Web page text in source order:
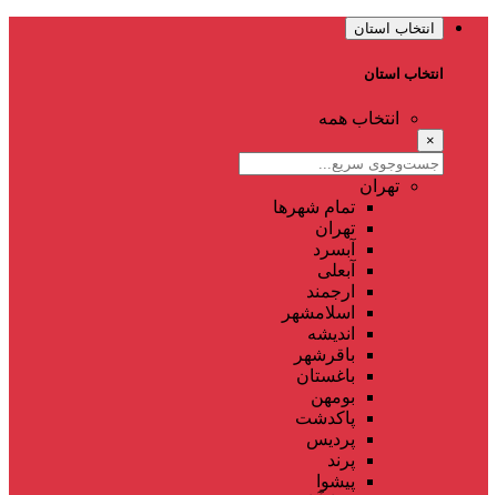
انتخاب استان
انتخاب استان
انتخاب همه
×
تهران
تمام شهر‌ها
تهران
آبسرد
آبعلی
ارجمند
اسلامشهر
اندیشه
باقرشهر
باغستان
بومهن
پاکدشت
پردیس
پرند
پیشوا